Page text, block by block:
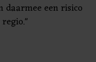
daarmee een risico